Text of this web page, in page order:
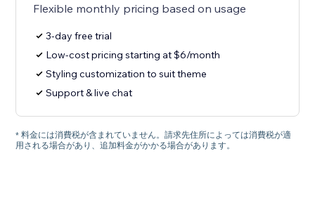
Flexible monthly pricing based on usage
3-day free trial
Low-cost pricing starting at $6/month
Styling customization to suit theme
Support & live chat
* 料金には消費税が含まれていません。請求先住所によっては消費税が適
用される場合があり、追加料金がかかる場合があります。